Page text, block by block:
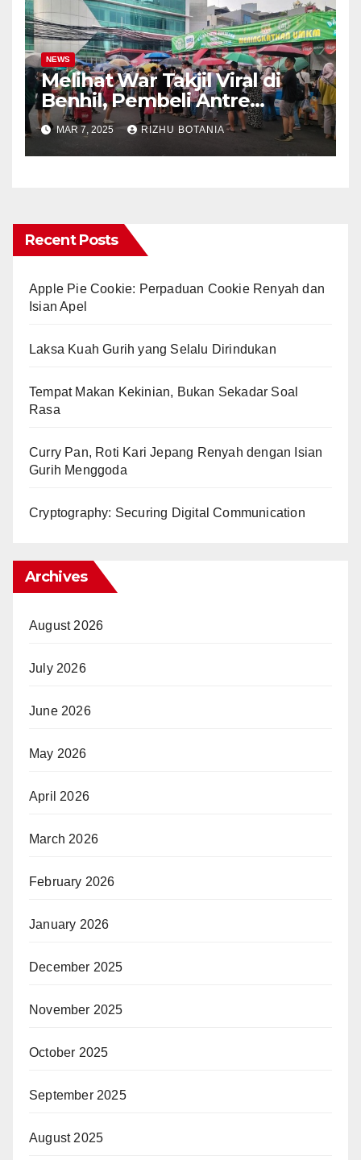
NEWS
Melihat War Takjil Viral di
Benhil, Pembeli Antre
Panjang meski Gerimis
MAR 7, 2025 RIZHU BOTANIA
Recent Posts
Apple Pie Cookie: Perpaduan Cookie Renyah dan
Isian Apel
Laksa Kuah Gurih yang Selalu Dirindukan
Tempat Makan Kekinian, Bukan Sekadar Soal
Rasa
Curry Pan, Roti Kari Jepang Renyah dengan Isian
Gurih Menggoda
Cryptography: Securing Digital Communication
Archives
August 2026
July 2026
June 2026
May 2026
April 2026
March 2026
February 2026
January 2026
December 2025
November 2025
October 2025
September 2025
August 2025